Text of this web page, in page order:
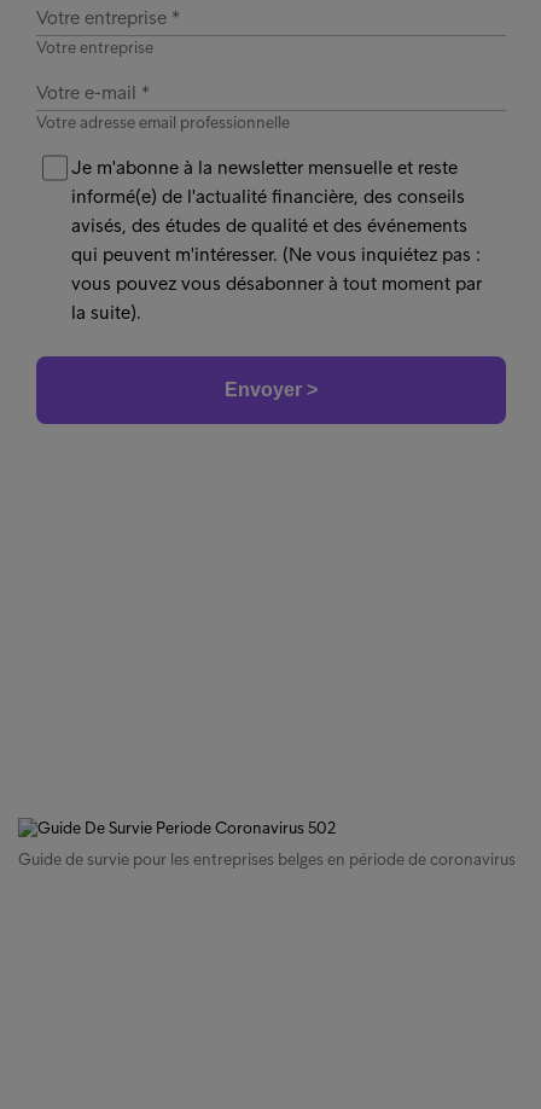
Guide de survie pour les entreprises belges en période de coronavirus